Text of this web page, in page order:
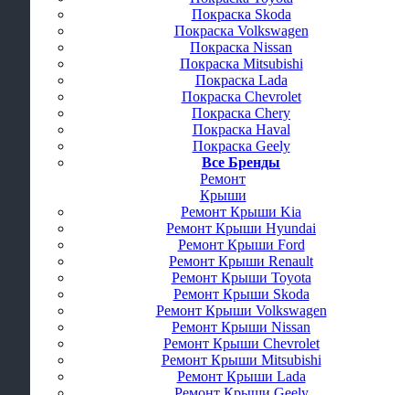
Покраска Skoda
Покраска Volkswagen
Покраска Nissan
Покраска Mitsubishi
Покраска Lada
Покраска Chevrolet
Покраска Chery
Покраска Haval
Покраска Geely
Все Бренды
Ремонт
Крыши
Ремонт Крыши Kia
Ремонт Крыши Hyundai
Ремонт Крыши Ford
Ремонт Крыши Renault
Ремонт Крыши Toyota
Ремонт Крыши Skoda
Ремонт Крыши Volkswagen
Ремонт Крыши Nissan
Ремонт Крыши Chevrolet
Ремонт Крыши Mitsubishi
Ремонт Крыши Lada